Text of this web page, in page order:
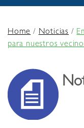
Home/Noticias /
para nuestros